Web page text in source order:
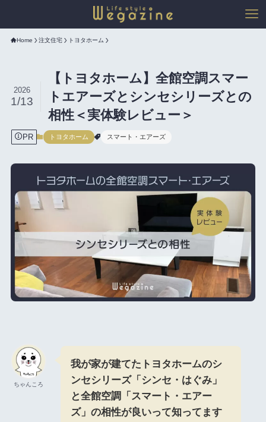
Home 注文住宅 トヨタホーム
【トヨタホーム】全館空調スマー
トエアーズとシンセシリーズとの
相性＜実体験レビュー＞
2026
1/13
PR トヨタホーム スマート・エアーズ
ちゃんころ
我が家が建てたトヨタホームのシ
ンセシリーズ「シンセ・はぐみ」
と全館空調「スマート・エアー
ズ」の相性が良いって知ってます